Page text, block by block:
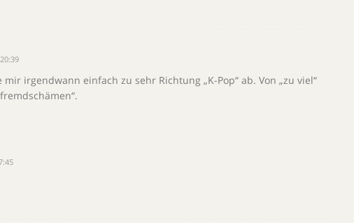
mir irgendwann einfach zu sehr Richtung „K-Pop“ ab. Von „zu viel“